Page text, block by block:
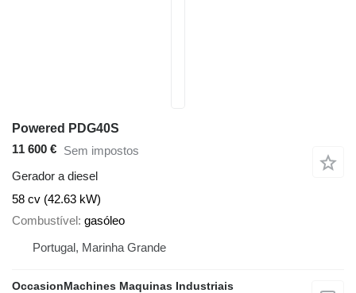
Powered PDG40S
11 600 € Sem impostos
Gerador a diesel
58 cv (42.63 kW)
Combustível gasóleo
Portugal, Marinha Grande
OccasionMachines Maquinas Industriais